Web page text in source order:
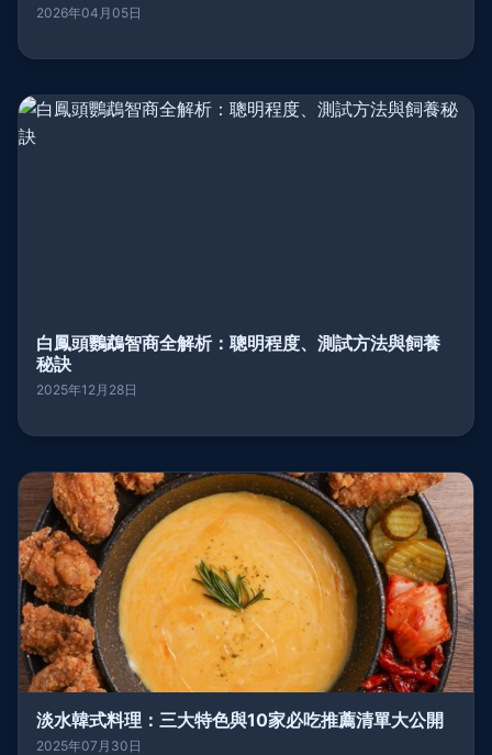
2026年04月05日
白鳳頭鸚鵡智商全解析：聰明程度、測試方法與飼養
秘訣
2025年12月28日
淡水韓式料理：三大特色與10家必吃推薦清單大公開
2025年07月30日